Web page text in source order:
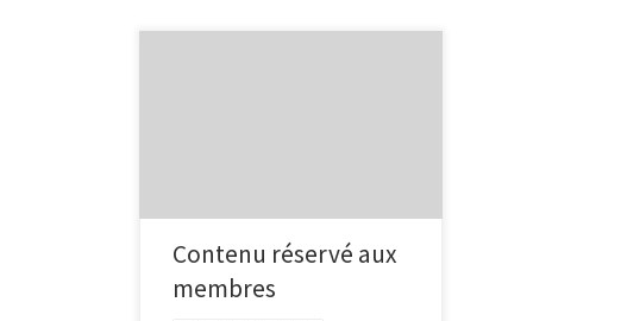
Contenu réservé aux
membres